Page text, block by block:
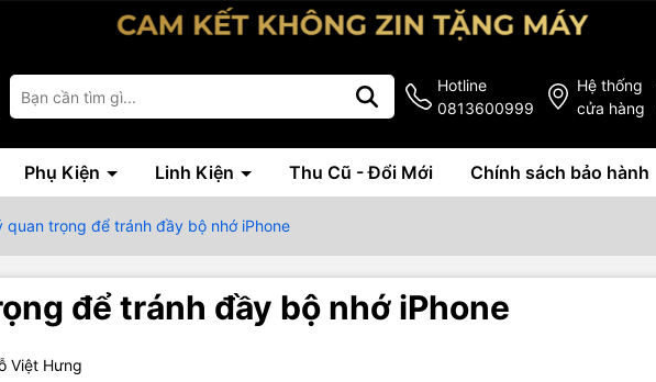
Hotline
0813600999
Hệ thống
cửa hàng
Phụ Kiện Linh Kiện Thu Cũ - Đổi Mới Chính sách bảo hành
quan trọng để tránh đầy bộ nhớ iPhone
để tránh đầy bộ nhớ iPhone
Việt Hưng